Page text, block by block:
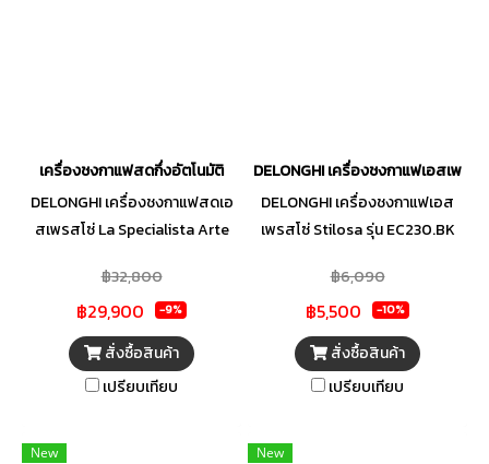
เครื่องชงกาแฟสดกึ่งอัตโนมัติ
DELONGHI เครื่องชงกาแฟสดเอ
สเพรสโซ่ La Specialista Arte
฿32,800
฿29,900 -9%
สั่งซื้อสินค้า
เปรียบเทียบ
DELONGHI เครื่องชงกาแฟเอสเพร
DELONGHI เครื่องชงกาแฟเอส
เพรสโซ่ Stilosa รุ่น EC230.BK
จุ 1 ลิตร มองเห็นระดับน้ำ มีหัวตี
ฟองนมสำหรับทำคาปูชิโน่
฿6,090
฿5,500 -10%
สั่งซื้อสินค้า
เปรียบเทียบ
New
New